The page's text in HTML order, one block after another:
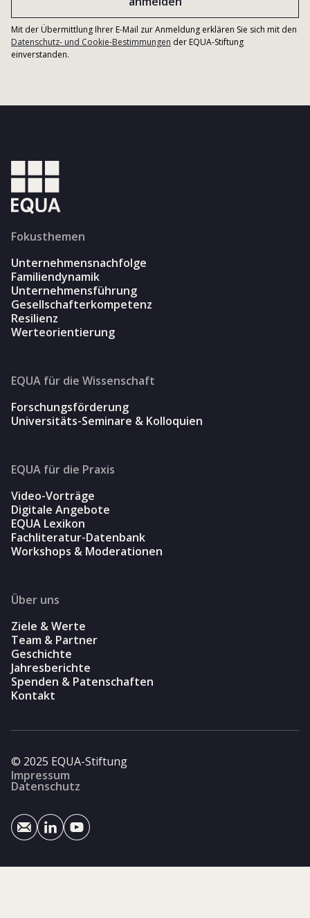
Mit der Übermittlung Ihrer E-Mail zur Anmeldung erklären Sie sich mit den
Datenschutz- und Cookie-Bestimmungen der EQUA-Stiftung
einverstanden.
Fokusthemen
Unternehmensnachfolge
Familiendynamik
Unternehmensführung
Gesellschafterkompetenz
Resilienz
Werteorientierung
EQUA für die Wissenschaft
Forschungsförderung
Universitäts-Seminare & Kolloquien
EQUA für die Praxis
Video-Vorträge
Digitale Angebote
EQUA Lexikon
Fachliteratur-Datenbank
Workshops & Moderationen
Über uns
Ziele & Werte
Team & Partner
Geschichte
Jahresberichte
Spenden & Patenschaften
Kontakt
© 2025 EQUA-Stiftung
Impressum
Datenschutz